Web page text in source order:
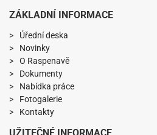
ZÁKLADNÍ INFORMACE
Úřední deska
Novinky
O Raspenavě
Dokumenty
Nabídka práce
Fotogalerie
Kontakty